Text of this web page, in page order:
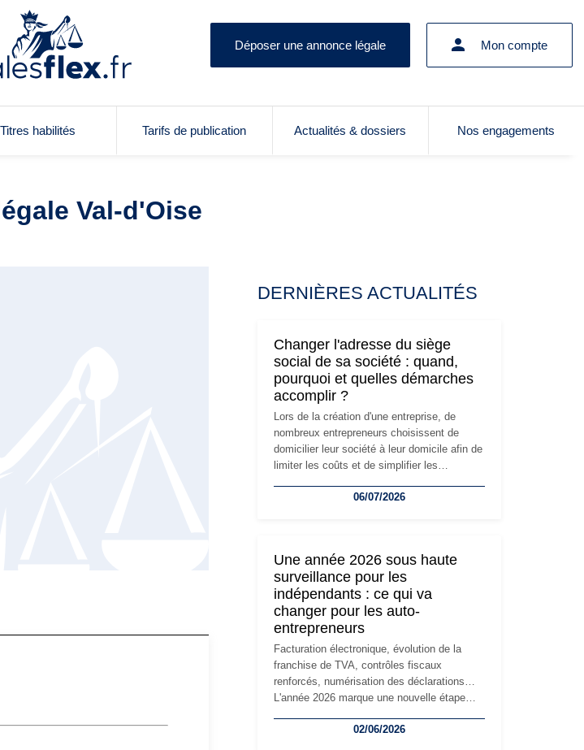
Déposer une annonce légale Mon compte
Titres habilités Tarifs de publication Actualités & dossiers Nos engagements
Val-d'Oise
DERNIÈRES ACTUALITÉS
Changer l'adresse du siège
social de sa société : quand,
pourquoi et quelles démarches
accomplir ?
Lors de la création d'une entreprise, de
nombreux entrepreneurs choisissent de
domicilier leur société à leur domicile afin de
limiter les coûts et de simplifier les
l'activité, cette solution peut rapidement
siège social répond souvent à une nouvelle
étape de la vie de l'entreprise et implique
plusieurs formalités obligatoires.
06/07/2026
Une année 2026 sous haute
surveillance pour les
indépendants : ce qui va
changer pour les auto-
entrepreneurs
Facturation électronique, évolution de la
franchise de TVA, contrôles fiscaux
renforcés, numérisation des déclarations…
L'année 2026 marque une nouvelle étape
travailleurs indépendants. Si le régime de la
02/06/2026